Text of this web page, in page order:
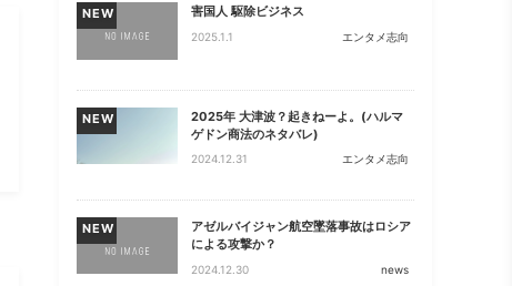
NEW 害国人 駆除ビジネス
2025.1.1 エンタメ志向
NEW
2025年 大津波？起きねーよ。(ハルマ
ゲドン商法のネタバレ)
2024.12.31 エンタメ志向
NEW
アゼルバイジャン航空墜落事故はロシア
による攻撃か？
2024.12.30 news